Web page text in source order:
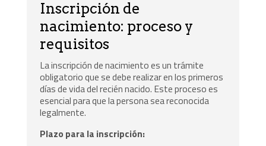
Inscripción de
nacimiento: proceso y
requisitos
La inscripción de nacimiento es un trámite
obligatorio que se debe realizar en los primeros
días de vida del recién nacido. Este proceso es
esencial para que la persona sea reconocida
legalmente.
Plazo para la inscripción: